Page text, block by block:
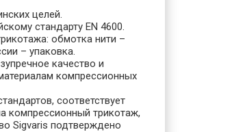
целей.
стандарту EN 4600.
обмотка нити –
– упаковка.
качество и
компрессионных
соответствует
компрессионный трикотаж,
Sigvaris подтверждено